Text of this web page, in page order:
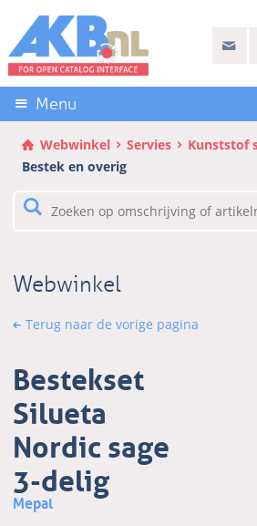
links
over
Direct
naar
de
inhoud
Direct
het
Menu
Webwinkel Servies
Kunststof
Bestek en overig
Webwinkel
Terug naar de vorige pagina
Bestekset
Silueta
Nordic sage
3-delig
Mepal